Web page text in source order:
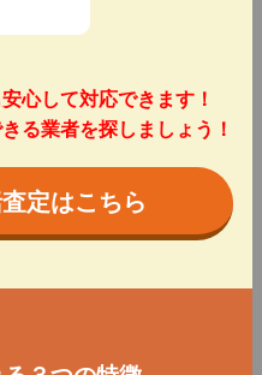
心して対応できます！
る業者を探しましょう！
定はこちら